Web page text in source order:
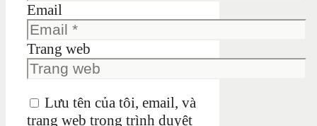
Email
Trang web
Lưu tên của tôi, email, và
trang web trong trình duyệt